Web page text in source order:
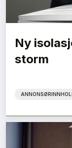
Ny
storm